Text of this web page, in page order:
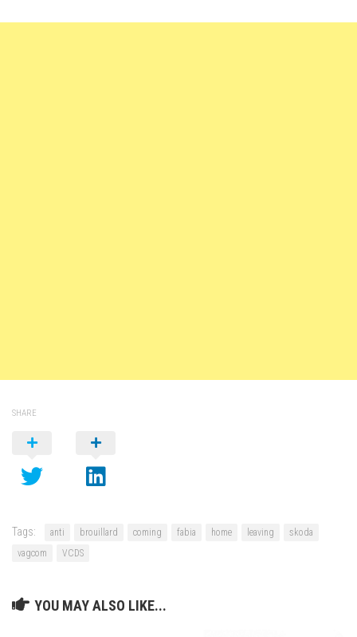
SHARE
Tags: anti brouillard coming fabia home leaving
skoda
vagcom
VCDS
YOU MAY ALSO LIKE...